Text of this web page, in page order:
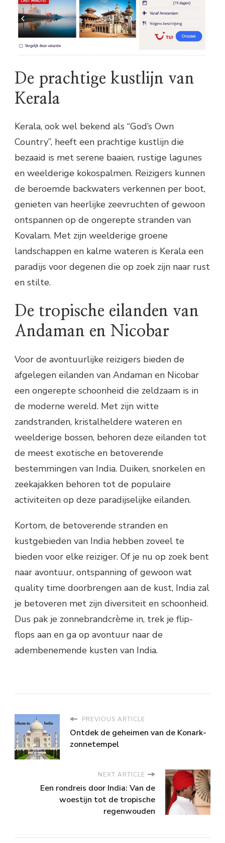
De prachtige kustlijn van
Kerala
Kerala, ook wel bekend als “God’s Own
Country”, heeft een prachtige kustlijn die
bezaaid is met serene baaien, rustige lagunes
en weelderige kokospalmen. Reizigers kunnen
de beroemde backwaters verkennen per boot,
genieten van heerlijke zeevruchten of gewoon
ontspannen op de ongerepte stranden van
Kovalam. Met zijn weelderige groene
landschappen en kalme wateren is Kerala een
paradijs voor degenen die op zoek zijn naar rust
en stilte.
De tropische eilanden van
Andaman en Nicobar
Voor de avontuurlijke reizigers bieden de
afgelegen eilanden van Andaman en Nicobar
een ongerepte schoonheid die zeldzaam is in
de moderne wereld. Met zijn witte
zandstranden, kristalheldere wateren en
weelderige bossen, behoren deze eilanden tot
de meest exotische en betoverende
bestemmingen van India. Duiken, snorkelen en
zeekajakken behoren tot de populaire
activiteiten op deze paradijselijke eilanden.
Kortom, de betoverende stranden en
kustgebieden van India hebben zoveel te
bieden voor elke reiziger. Of je nu op zoek bent
naar avontuur, ontspanning of gewoon wat
quality time doorbrengen aan de kust, India zal
je betoveren met zijn diversiteit en schoonheid.
Dus pak je zonnebrandcrème in, trek je flip-
flops aan en ga op avontuur naar de
adembenemende kusten van India.
PREVIOUS ARTICLE
Ontdek de geheimen van de Konark-
zonnetempel
NEXT ARTICLE
Een rondreis door India: Van de
woestijn tot de tropische
regenwouden